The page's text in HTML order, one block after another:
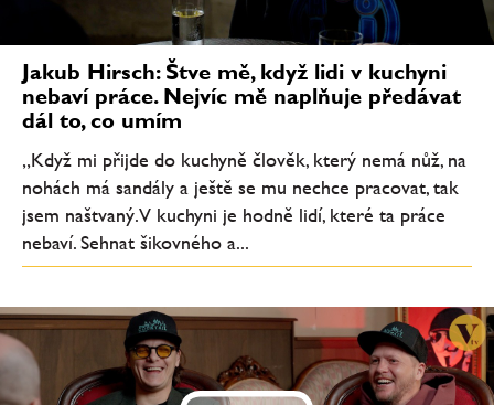
Jakub Hirsch: Štve mě, když lidi v kuchyni
nebaví práce. Nejvíc mě naplňuje předávat
dál to, co umím
„Když mi přijde do kuchyně člověk, který nemá nůž, na
nohách má sandály a ještě se mu nechce pracovat, tak
jsem naštvaný. V kuchyni je hodně lidí, které ta práce
nebaví. Sehnat šikovného a...